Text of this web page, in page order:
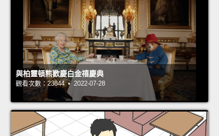
與柏靈頓熊歡慶白金禧慶典
觀看次數：23844 • 2022-07-28